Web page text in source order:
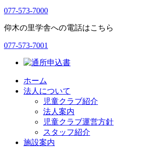
077-573-7000
仰木の里学舎への電話はこちら
077-573-7001
ホーム
法人について
児童クラブ紹介
法人案内
児童クラブ運営方針
スタッフ紹介
施設案内